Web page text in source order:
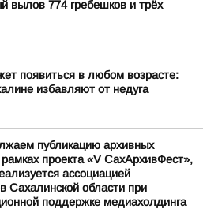
вылов 774 гребешков и трёх
появиться в любом возрасте:
избавляют от недуга
публикацию архивных
проекта «V СахАрхивФест»,
ассоциацией
Сахалинской области при
поддержке медиахолдинга